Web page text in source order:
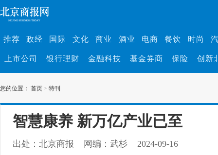
推荐 政经 国际 文化 商业 酒业 电商 餐饮 时尚
上市公司 银行理财 金融科技 基金券商 保险 创新
您的位置： 首页 > 特刊
智慧康养 新万亿产业已至
出处：北京商报 网编：武杉 2024-09-16